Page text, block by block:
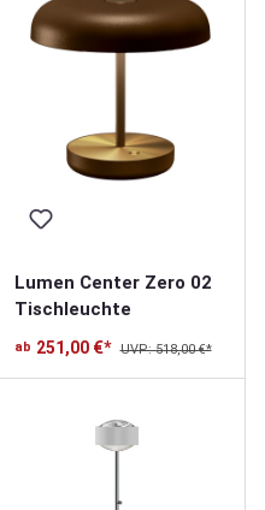
Lumen Center Zero 02
Tischleuchte
ab 251,00 €* UVP: 518,00 €*